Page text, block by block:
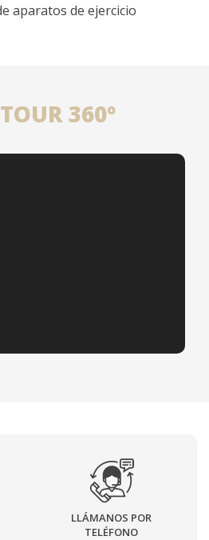
aparatos de ejercicio
TOUR 360º
LLÁMANOS POR
TELÉFONO